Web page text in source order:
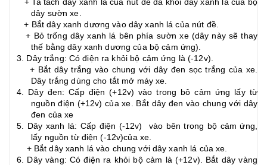
dây sườn xe.
+ Bắt dây xanh dương vào dây xanh lá của nút đề.
+ Bỏ trống dây xanh lá bên phía sườn xe (dây này sẽ thay
thế bằng dây xanh dương của bộ cảm ứng).
3. Dây trắng: Có điện ra khỏi bộ cảm ứng là (-12v).
+ Bắt dây trắng vào chung với dây đen sọc trắng của xe.
Dây trắng dùng cho tắt mở máy xe.
4. Dây đen: Cấp điện (+12v) vào trong bô cảm ứng lấy từ
nguồn điện (+12v) của xe. Bắt dây đen vào chung với dây
đen của xe
5. Dây xanh lá: Cấp điện (-12v) vào bên trong bộ cảm ứng,
lấy nguồn từ điện (-12v)của xe.
+ Bắt dây xanh lá vào chung với dây xanh lá của xe.
6. Dây vàng: Có điện ra khỏi bộ cảm là (+12v). Bắt dây vàng